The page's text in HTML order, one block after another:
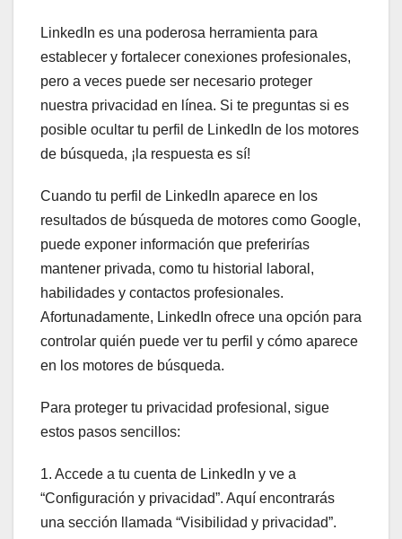
LinkedIn es una poderosa herramienta para
establecer y fortalecer conexiones profesionales,
pero a veces puede ser necesario proteger
nuestra privacidad en línea. Si te preguntas si es
posible ocultar tu perfil de LinkedIn de los motores
de búsqueda, ¡la respuesta es sí!
Cuando tu perfil de LinkedIn aparece en los
resultados de búsqueda de motores como Google,
puede exponer información que preferirías
mantener privada, como tu historial laboral,
habilidades y contactos profesionales.
Afortunadamente, LinkedIn ofrece una opción para
controlar quién puede ver tu perfil y cómo aparece
en los motores de búsqueda.
Para proteger tu privacidad profesional, sigue
estos pasos sencillos:
1. Accede a tu cuenta de LinkedIn y ve a
“Configuración y privacidad”. Aquí encontrarás
una sección llamada “Visibilidad y privacidad”.